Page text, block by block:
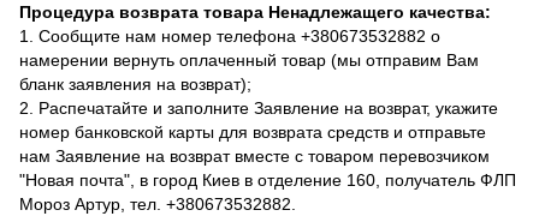
Процедура возврата товара Ненадлежащего качества:
1. Сообщите нам номер телефона +380673532882 о
намерении вернуть оплаченный товар (мы отправим Вам
бланк заявления на возврат);
2. Распечатайте и заполните Заявление на возврат, укажите
номер банковской карты для возврата средств и отправьте
нам Заявление на возврат вместе с товаром перевозчиком
"Новая почта", в город Киев в отделение 160, получатель ФЛП
Мороз Артур, тел. +380673532882.